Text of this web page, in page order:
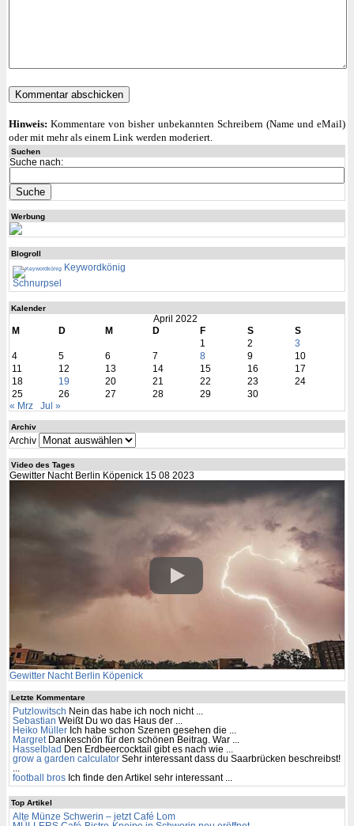
Hinweis: Kommentare von bisher unbekannten Schreibern (Name und eMail)
oder mit mehr als einem Link werden moderiert.
Suchen
Suche nach:
Werbung
Blogroll
Keywordkönig
Schnurpsel
Kalender
April 2022
M
D M D F S
S
1
2
3
4
5 6 7 8 9
10
11
12 13 14 15 16
17
18
19 20 21 22 23
24
25
26 27 28 29
30
« Mrz
Jul »
Archiv
Archiv
Video des Tages
Gewitter Nacht Berlin Köpenick 15 08 2023
Gewitter Nacht Berlin Köpenick
Letzte Kommentare
Putzlowitsch Nein das habe ich noch nicht ...
Sebastian Weißt Du wo das Haus der ...
Heiko Müller Ich habe schon Szenen gesehen die ...
Margret Dankeschön für den schönen Beitrag. War ...
Hasselblad Den Erdbeercocktail gibt es nach wie ...
grow a garden calculator Sehr interessant dass du Saarbrücken beschreibst!
football bros Ich finde den Artikel sehr interessant ...
Top Artikel
Alte Münze Schwerin – jetzt Café Lom